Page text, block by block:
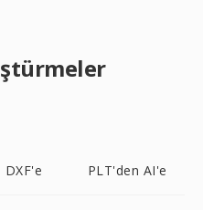
DXF'e PLT'den AI'e